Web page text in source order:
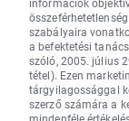
információk
szabályaira
a befektetési
szóló, 2005. július
tétel). Ezen
tárgyilagossággal
szerző számára a